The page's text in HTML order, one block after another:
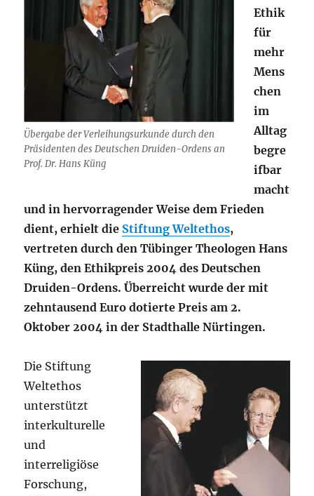
Übergabe der Verleihungsurkunde durch den
Präsidenten des Deutschen Druiden-Ordens an
Prof. Dr. Hans Küng
Ethik
für
mehr
Mens
chen
im
Alltag
begre
ifbar
macht
und in hervorragender Weise dem Frieden
dient, erhielt die Stiftung Weltethos,
vertreten durch den Tübinger Theologen Hans
Küng, den Ethik­preis 2004 des Deutschen
Druiden-Ordens. Überreicht wurde der mit
zehntausend Euro dotierte Preis am 2.
Oktober 2004 in der Stadthalle Nürtingen.
Die Stiftung
Weltethos
unterstützt
interkulturelle
und
interreligiöse
Forschung,